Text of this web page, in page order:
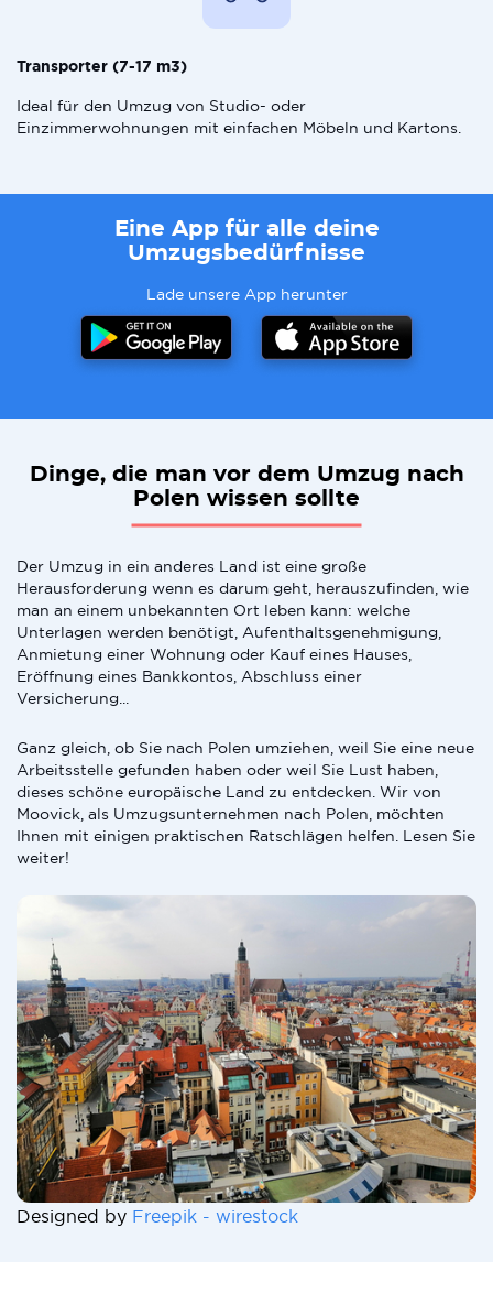
Transporter (7-17 m3)
Ideal für den Umzug von Studio- oder
Einzimmerwohnungen mit einfachen Möbeln und Kartons.
Eine App für alle deine
Umzugsbedürfnisse
Lade unsere App herunter
Dinge, die man vor dem Umzug nach
Polen wissen sollte
Der Umzug in ein anderes Land ist eine große
Herausforderung wenn es darum geht, herauszufinden, wie
man an einem unbekannten Ort leben kann: welche
Unterlagen werden benötigt, Aufenthaltsgenehmigung,
Anmietung einer Wohnung oder Kauf eines Hauses,
Eröffnung eines Bankkontos, Abschluss einer
Versicherung...
Ganz gleich, ob Sie nach Polen umziehen, weil Sie eine neue
Arbeitsstelle gefunden haben oder weil Sie Lust haben,
dieses schöne europäische Land zu entdecken. Wir von
Moovick, als Umzugsunternehmen nach Polen, möchten
Ihnen mit einigen praktischen Ratschlägen helfen. Lesen Sie
weiter!
Designed by Freepik - wirestock